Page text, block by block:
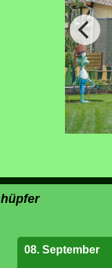
08. September